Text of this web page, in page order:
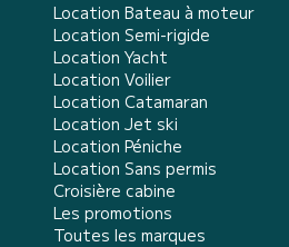
Location Bateau à moteur
Location Semi-rigide
Location Yacht
Location Voilier
Location Catamaran
Location Jet ski
Location Péniche
Location Sans permis
Croisière cabine
Les promotions
Toutes les marques